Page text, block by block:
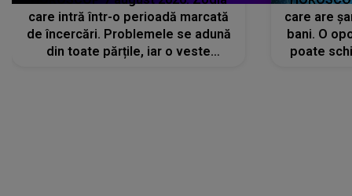
care intră într-o perioadă marcată
de încercări. Problemele se adună
din toate părțile, iar o veste
care are
bani. O
poate